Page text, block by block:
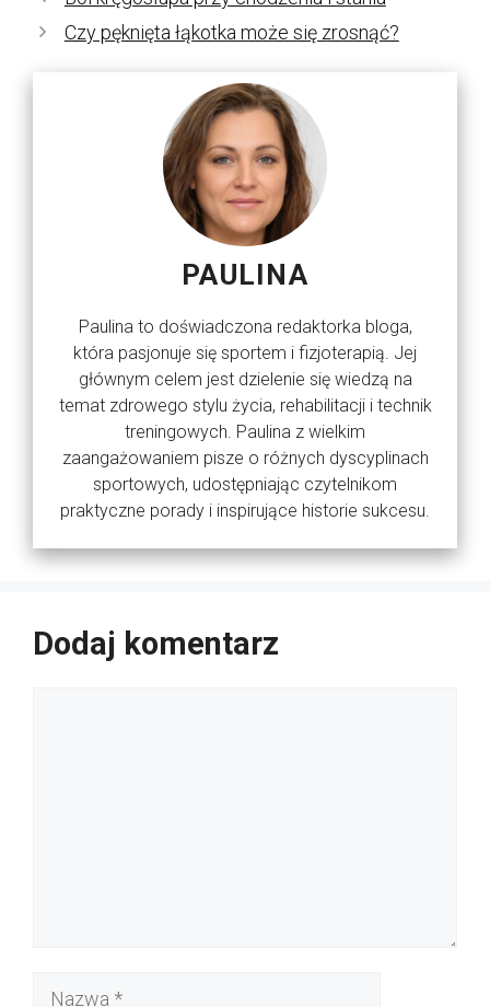
Czy pęknięta łąkotka może się zrosnąć?
PAULINA
Paulina to doświadczona redaktorka bloga,
która pasjonuje się sportem i fizjoterapią. Jej
głównym celem jest dzielenie się wiedzą na
temat zdrowego stylu życia, rehabilitacji i technik
treningowych. Paulina z wielkim
zaangażowaniem pisze o różnych dyscyplinach
sportowych, udostępniając czytelnikom
praktyczne porady i inspirujące historie sukcesu.
Dodaj komentarz
Nazwa